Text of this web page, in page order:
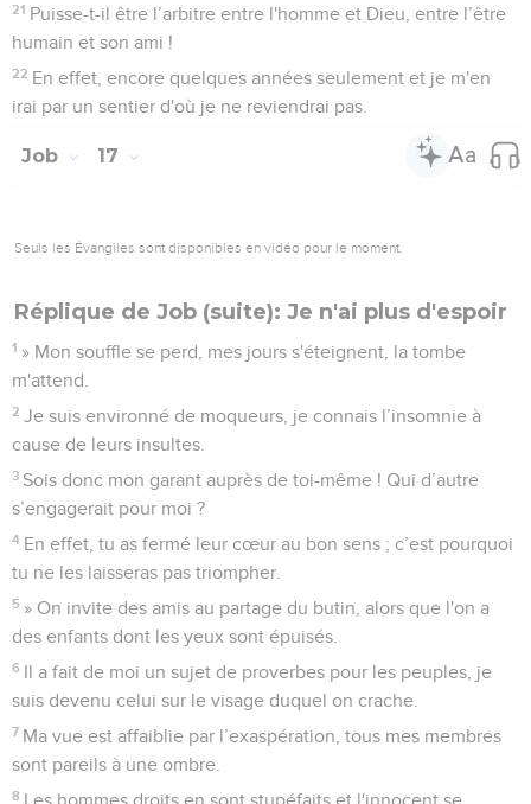
21 Puisse-t-il être l’arbitre entre l'homme et Dieu, entre l’être
humain et son ami !
22 En effet, encore quelques années seulement et je m'en
irai par un sentier d'où je ne reviendrai pas.
Job 17
Seuls les Évangiles sont disponibles en vidéo pour le moment.
Réplique de Job (suite): Je n'ai plus d'espoir
1 » Mon souffle se perd, mes jours s'éteignent, la tombe
m'attend.
2 Je suis environné de moqueurs, je connais l’insomnie à
cause de leurs insultes.
3 Sois donc mon garant auprès de toi-même ! Qui d’autre
s’engagerait pour moi ?
4 En effet, tu as fermé leur cœur au bon sens ; c’est pourquoi
tu ne les laisseras pas triompher.
5 » On invite des amis au partage du butin, alors que l'on a
des enfants dont les yeux sont épuisés.
6 Il a fait de moi un sujet de proverbes pour les peuples, je
suis devenu celui sur le visage duquel on crache.
7 Ma vue est affaiblie par l’exaspération, tous mes membres
sont pareils à une ombre.
8 Les hommes droits en sont stupéfaits et l'innocent se